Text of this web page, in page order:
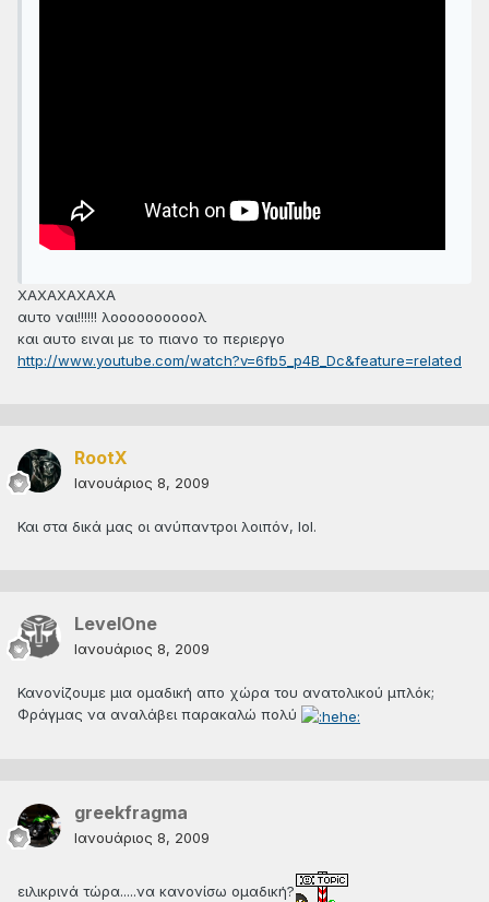
ΧΑΧΑΧΑΧΑΧΑ
αυτο ναι!!!!!! λοοοοοοοοοολ
και αυτο ειναι με το πιανο το περιεργο
http://www.youtube.com/watch?v=6fb5_p4B_Dc&feature=related
RootX
Ιανουάριος 8, 2009
Και στα δικά μας οι ανύπαντροι λοιπόν, lol.
LevelOne
Ιανουάριος 8, 2009
Κανονίζουμε μια ομαδική απο χώρα του ανατολικού μπλόκ;
Φράγμας να αναλάβει παρακαλώ πολύ
greekfragma
Ιανουάριος 8, 2009
ειλικρινά τώρα.....να κανονίσω ομαδική?